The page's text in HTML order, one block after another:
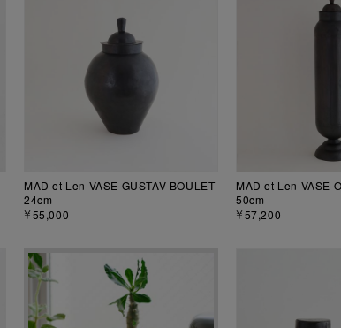
MAD et Len VASE GUSTAV BOULET
24cm
￥55,000
MAD et Len VASE
50cm
￥57,200